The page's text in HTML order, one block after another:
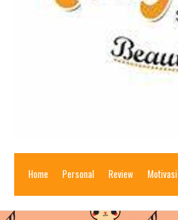
Home Personal Review Motivasi